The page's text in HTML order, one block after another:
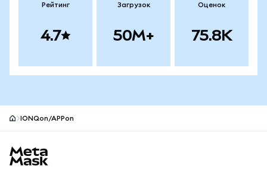
Рейтинг
4.7
Загрузок
50M+
Оценок
75.8K
IONQon/APPon